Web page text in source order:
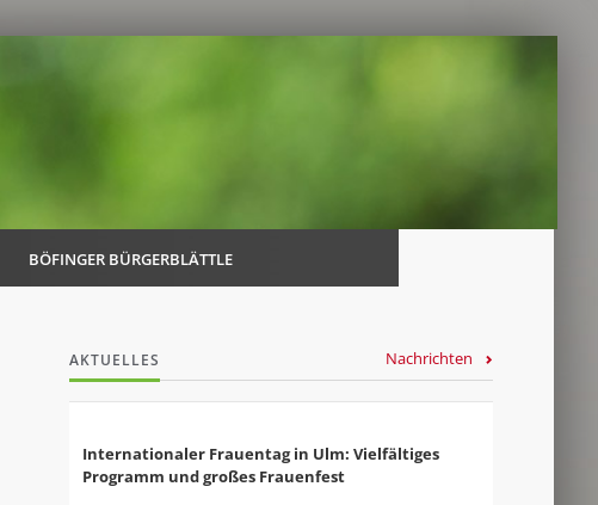
BÖFINGER BÜRGERBLÄTTLE
AKTUELLES Nachrichten
Internationaler Frauentag in Ulm: Vielfältiges
Programm und großes Frauenfest